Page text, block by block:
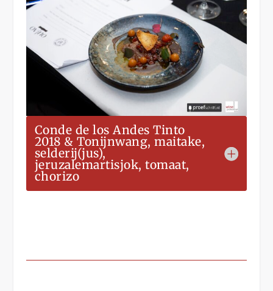
Conde de los Andes Tinto
2018 & Tonijnwang, maitake,
selderij(jus),
jeruzalemartisjok, tomaat,
chorizo